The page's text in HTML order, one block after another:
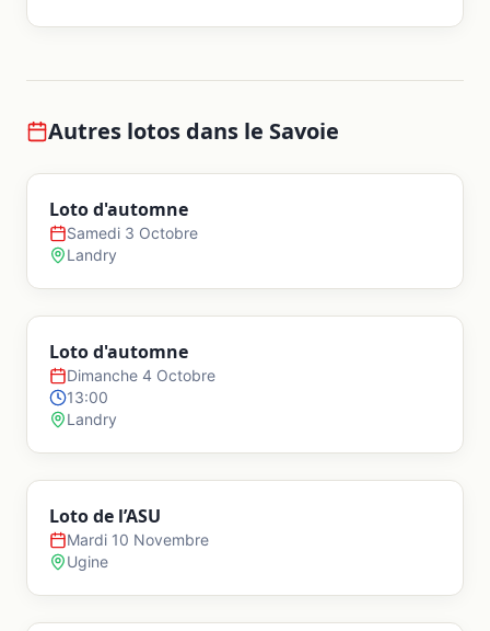
Autres lotos dans le Savoie
Loto d'automne
Samedi 3 Octobre
Landry
Loto d'automne
Dimanche 4 Octobre
13:00
Landry
Loto de l’ASU
Mardi 10 Novembre
Ugine